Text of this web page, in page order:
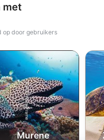
met
op door gebruikers
Alamy-WaterFrame
Murene